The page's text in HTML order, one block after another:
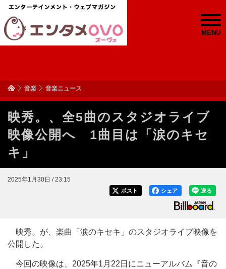
MENU
音楽 音楽ニュース
映秀。、全5曲のスタジオライブ
映像公開へ 1曲目は「涙のキセ
キ」
2025年1月30日 / 23:15
送る
シェア
ポスト
映秀。が、楽曲「涙のキセキ」のスタジオライブ映像を
公開した。
今回の映像は、2025年1月22日にニューアルバム『音の